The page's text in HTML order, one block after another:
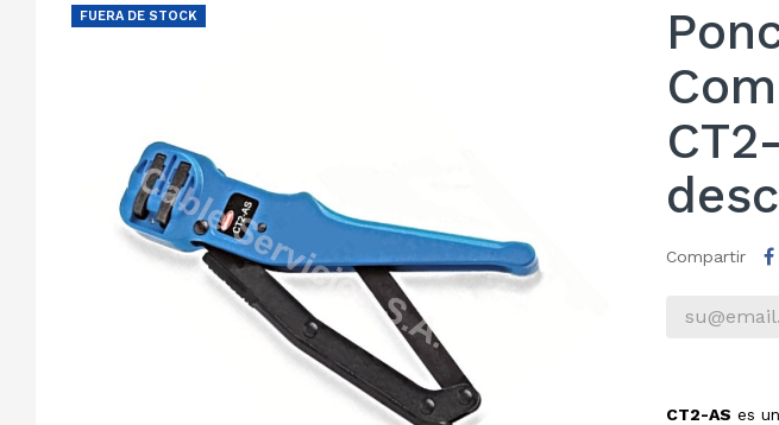
FUERA DE STOCK
Compartir
CT2-AS es